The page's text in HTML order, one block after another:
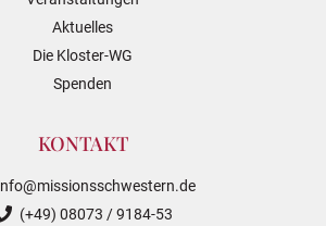
Aktuelles
Die Kloster-WG
Spenden
KONTAKT
(+49) 08073 / 9184-53